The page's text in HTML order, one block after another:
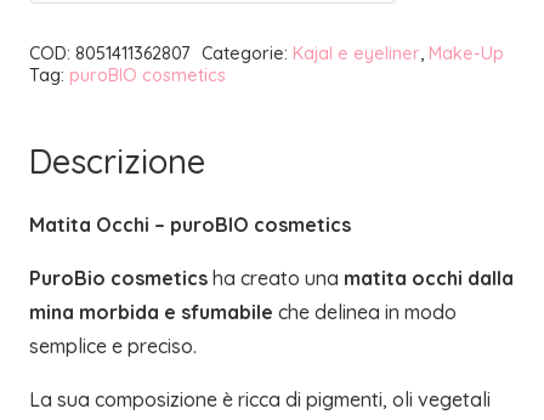
COD: 8051411362807 Categorie: Kajal e eyeliner, Make-Up
Tag: puroBIO cosmetics
Descrizione
Matita Occhi – puroBIO cosmetics
PuroBio cosmetics ha creato una matita occhi dalla
mina morbida e sfumabile che delinea in modo
semplice e preciso.
La sua composizione è ricca di pigmenti, oli vegetali